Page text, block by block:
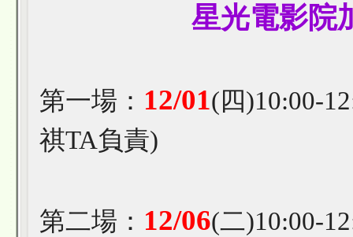
星光電影院
第一場： 12/01(四)10:00-
祺TA負責)
第二場： 12/06(二)10:00-